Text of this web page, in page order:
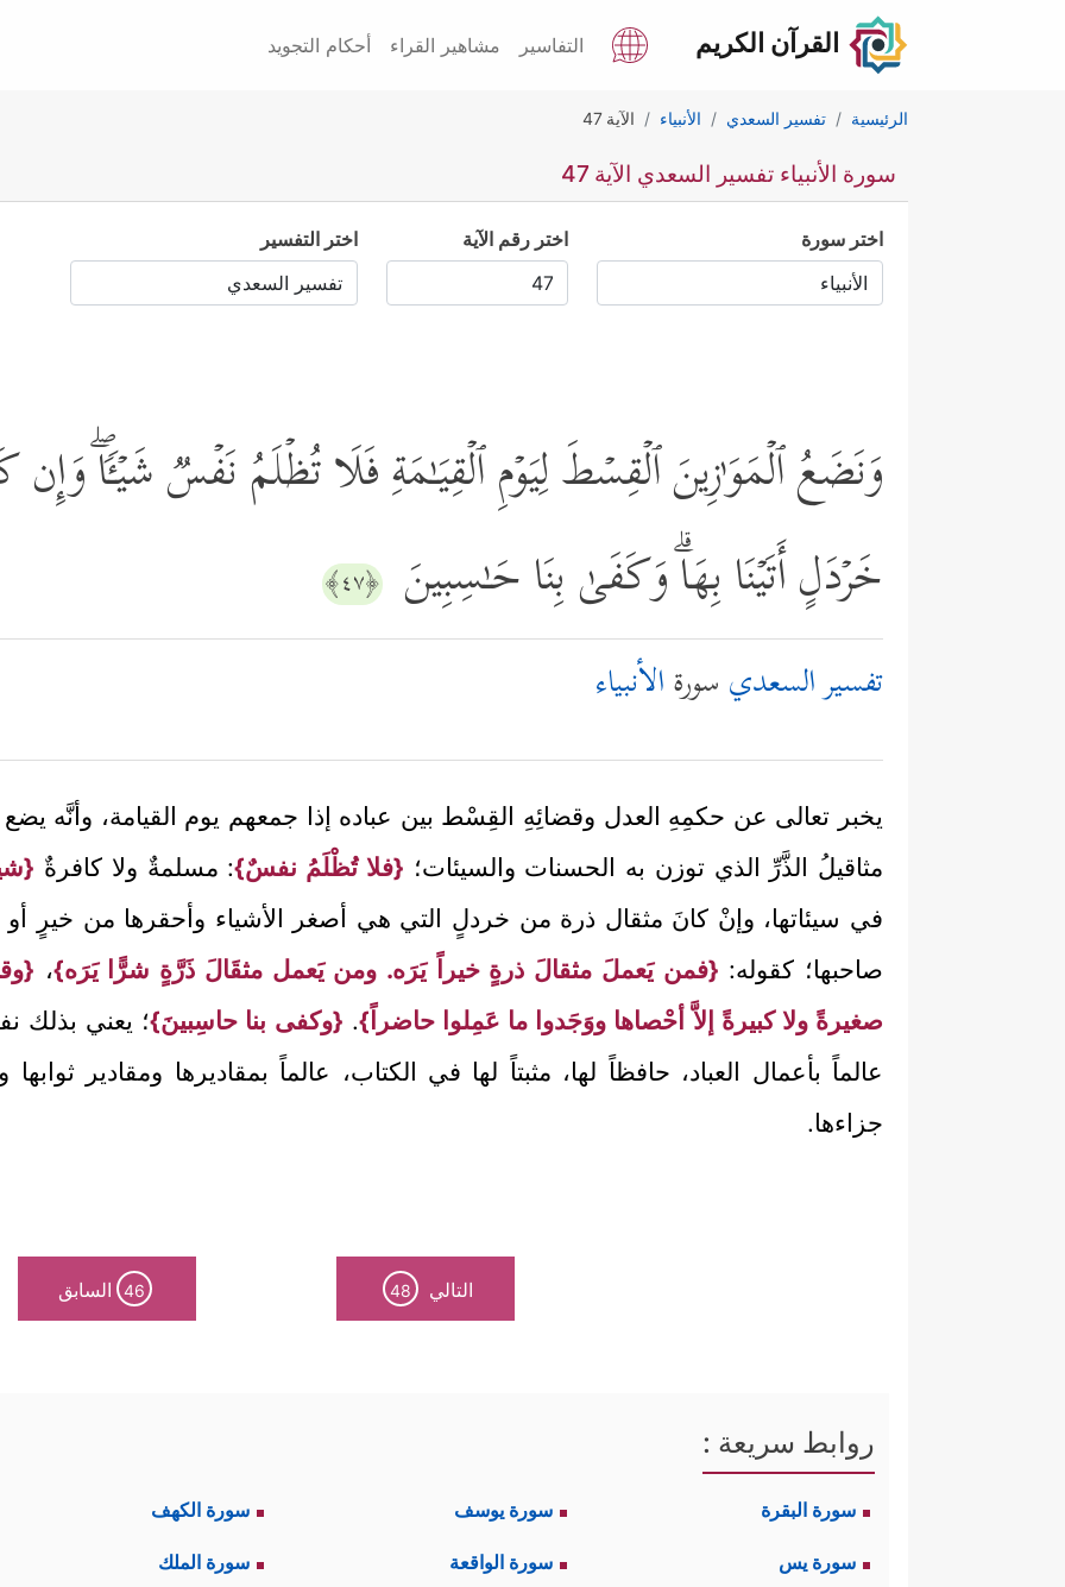
القرآن الكريم التفاسير مشاهير القراء أحكام التجويد
الرئيسية تفسير السعدي الأنبياء الآية 47
سورة الأنبياء تفسير السعدي الآية 47
اختر سورة اختر رقم الآية اختر التفسير
وَنَضَعُ ٱلۡمَوَ ٰ⁠زِینَ ٱلۡقِسۡطَ لِیَوۡمِ ٱلۡقِیَـٰمَةِ فَلَا تُظۡلَمُ نَفۡسࣱ شَیۡـࣰٔاۖ
خَرۡدَلٍ أَتَیۡنَا بِهَاۗ وَكَفَىٰ بِنَا حَـٰسِبِینَ ﴿٤٧﴾
تفسير السعدي سورةالأنبياء
يخبر تعالى عن حكمِهِ العدل وقضائِهِ القِسْط بين عباده إذا جمعهم يوم القيامة، وأنَّه يضع
مثاقيلُ الذَّرِّ الذي توزن به الحسنات والسيئات؛ {فلا تُظْلَمُ نفسٌ}: مسلمةٌ ولا كافرةٌ
في سيئاتها، وإنْ كانَ مثقال ذرة من خردلٍ التي هي أصغر الأشياء وأحقرها من خيرٍ أو
صاحبها؛ كقوله: {فمن يَعملَ مثقالَ ذرةٍ خيراً يَرَه. ومن يَعمل مثقَالَ ذَرَّةٍ شرًّا يَرَه}،
صغيرةً ولا كبيرةً إلاَّ أحْصاها ووَجَدوا ما عَمِلوا حاضراً}. {وكفى بنا حاسِبينَ}؛ يعني بذلك
عالماً بأعمال العباد، حافظاً لها، مثبتاً لها في الكتاب، عالماً بمقاديرها ومقادير
جزاءها.
التالي 48
46 السابق
روابط سريعة :
سورة البقرة سورة يوسف سورة الكهف
سورة يس سورة الواقعة سورة الملك